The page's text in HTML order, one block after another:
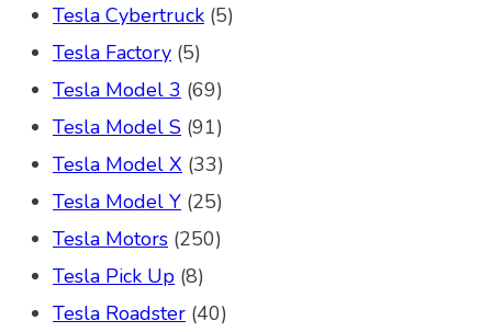
Tesla Cybertruck (5)
Tesla Factory (5)
Tesla Model 3 (69)
Tesla Model S (91)
Tesla Model X (33)
Tesla Model Y (25)
Tesla Motors (250)
Tesla Pick Up (8)
Tesla Roadster (40)